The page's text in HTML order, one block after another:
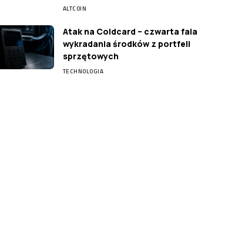
ALTCOIN
Atak na Coldcard – czwarta fala
wykradania środków z portfeli
sprzętowych
TECHNOLOGIA